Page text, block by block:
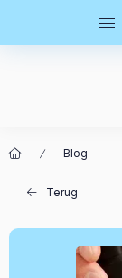
Blog
Terug